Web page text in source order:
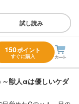
試し読み
150ポイント
すぐに購入
獣人αは優しいケダ